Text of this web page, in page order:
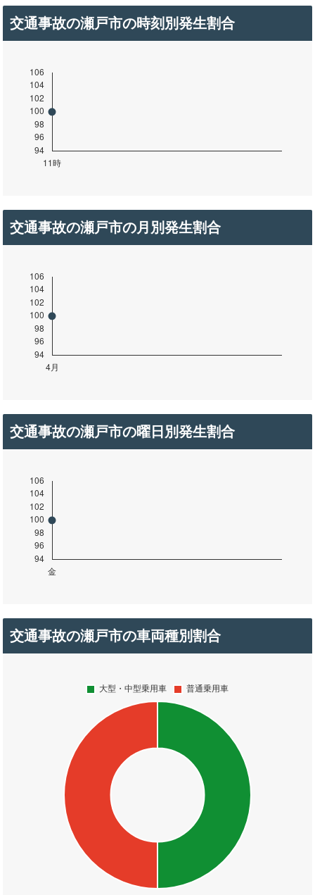
交通事故の瀬戸市の時刻別発生割合
交通事故の瀬戸市の月別発生割合
交通事故の瀬戸市の曜日別発生割合
交通事故の瀬戸市の車両種別割合